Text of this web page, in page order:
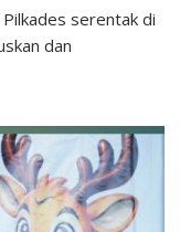
serentak di
dan